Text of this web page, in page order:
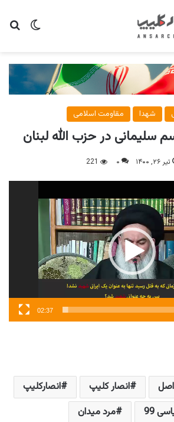
تغییر
شهدا مقاومت اسلامی
در حزب الله لبنان
تیر ۲۶, ۱۴۰۰ ۰ 221
02:37
اصل انصار کلیپ
انصارکلیپ
99 مرد میدان